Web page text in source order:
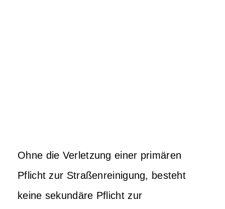
Ohne die Verletzung einer primären
Pflicht zur Straßenreinigung, besteht
keine sekundäre Pflicht zur